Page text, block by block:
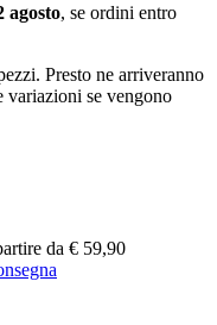
agosto, se ordini entro
Presto ne arriveranno
variazioni se vengono
da € 59,90